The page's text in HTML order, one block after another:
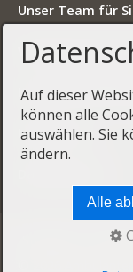
Unser Team für
Kontakt und
Impressum
Auf dieser
können alle
auswählen. Sie
ändern.
Alle